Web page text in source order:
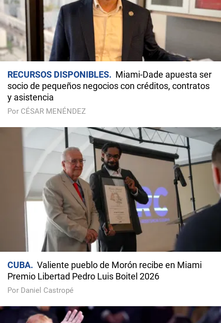
RECURSOS DISPONIBLES
Miami-Dade apuesta ser
socio de pequeños negocios con créditos, contratos
y asistencia
Por CÉSAR MENÉNDEZ
CUBA
Valiente pueblo de Morón recibe en Miami
Premio Libertad Pedro Luis Boitel 2026
Por Daniel Castropé